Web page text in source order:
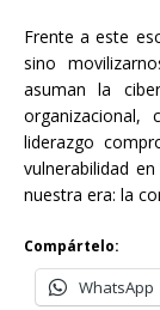
Frente a este
sino
asuman la
liderazgo
vulnerabilidad
nuestra era: la
Compártelo:
WhatsApp